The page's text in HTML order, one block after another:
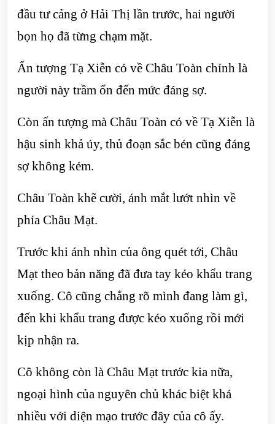
đầu tư cảng ở Hải Thị lần trước, hai người
bọn họ đã từng chạm mặt.
Ấn tượng Tạ Xiễn có về Châu Toàn chính là
người này trầm ổn đến mức đáng sợ.
Còn ấn tượng mà Châu Toàn có về Tạ Xiễn là
hậu sinh khả úy, thủ đoạn sắc bén cũng đáng
sợ không kém.
Châu Toàn khẽ cười, ánh mắt lướt nhìn về
phía Châu Mạt.
Trước khi ánh nhìn của ông quét tới, Châu
Mạt theo bản năng đã đưa tay kéo khẩu trang
xuống. Cô cũng chẳng rõ mình đang làm gì,
đến khi khẩu trang được kéo xuống rồi mới
kịp nhận ra.
Cô không còn là Châu Mạt trước kia nữa,
ngoại hình của nguyên chủ khác biệt khá
nhiều với diện mạo trước đây của cô ấy.